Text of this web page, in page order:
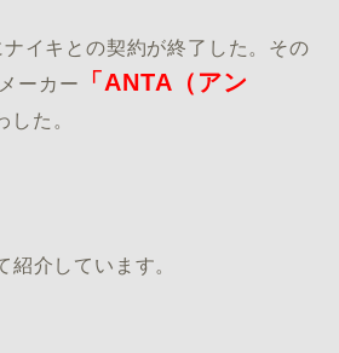
イキとの契約が終了した。その
ーカー
「ANTA（アン
した。
介しています。